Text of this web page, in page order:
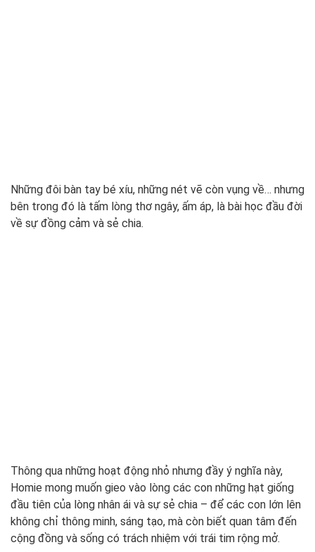
Những đôi bàn tay bé xíu, những nét vẽ còn vụng về… nhưng
bên trong đó là tấm lòng thơ ngây, ấm áp, là bài học đầu đời
về sự đồng cảm và sẻ chia.
Thông qua những hoạt động nhỏ nhưng đầy ý nghĩa này,
Homie mong muốn gieo vào lòng các con những hạt giống
đầu tiên của lòng nhân ái và sự sẻ chia – để các con lớn lên
không chỉ thông minh, sáng tạo, mà còn biết quan tâm đến
cộng đồng và sống có trách nhiệm với trái tim rộng mở.